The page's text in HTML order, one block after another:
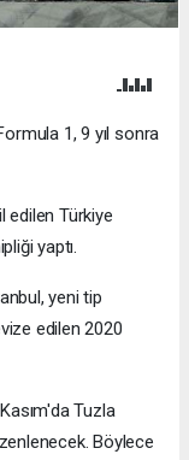
1, 9 yıl sonra
edilen Türkiye
yaptı.
yeni tip
edilen 2020
Tuzla
Böylece